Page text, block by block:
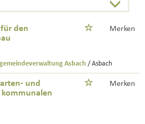
den
Merken
Asbach / Asbach
und
kommunalen
Merken